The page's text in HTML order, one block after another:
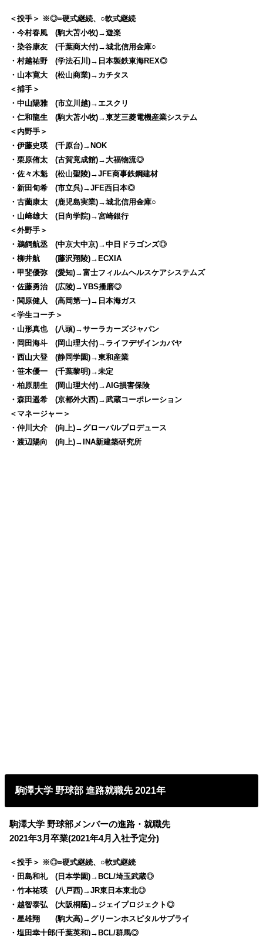
＜投手＞ ※◎=硬式継続、○軟式継続
・今村春風 (駒大苫小牧)→遊楽
・染谷康友 (千葉商大付)→城北信用金庫○
・村越祐野 (学法石川)→日本製鉄東海REX◎
・山本寛大 (松山商業)→カチタス
＜捕手＞
・中山陽雅 (市立川越)→エスクリ
・仁和龍生 (駒大苫小牧)→東芝三菱電機産業システム
＜内野手＞
・伊藤史瑛 (千原台)→NOK
・栗原侑太 (古賀竟成館)→大福物流◎
・佐々木魁 (松山聖陵)→JFE商事鉄鋼建材
・新田旬希 (市立呉)→JFE西日本◎
・古薗康太 (鹿児島実業)→城北信用金庫○
・山﨑雄大 (日向学院)→宮崎銀行
＜外野手＞
・鵜飼航丞 (中京大中京)→中日ドラゴンズ◎
・柳井航 (藤沢翔陵)→ECXIA
・甲斐優弥 (愛知)→富士フィルムヘルスケアシステムズ
・佐藤勇治 (広陵)→YBS播磨◎
・関原健人 (高岡第一)→日本海ガス
＜学生コーチ＞
・山形真也 (八頭)→サーラカーズジャパン
・岡田海斗 (岡山理大付)→ライフデザインカバヤ
・西山大登 (静岡学園)→東和産業
・笹木優一 (千葉黎明)→未定
・柏原朋生 (岡山理大付)→AIG損害保険
・森田遥希 (京都外大西)→武蔵コーポレーション
＜マネージャー＞
・仲川大介 (向上)→グローバルプロデュース
・渡辺陽向 (向上)→INA新建築研究所
駒澤大学 野球部 進路就職先 2021年
駒澤大学 野球部メンバーの進路・就職先
2021年3月卒業(2021年4月入社予定分)
＜投手＞ ※◎=硬式継続、○軟式継続
・田島和礼 (日本学園)→BCL/埼玉武蔵◎
・竹本祐瑛 (八戸西)→JR東日本東北◎
・越智泰弘 (大阪桐蔭)→ジェイプロジェクト◎
・星雄翔 (駒大高)→グリーンホスピタルサプライ
・塩田幸十郎(千葉英和)→BCL/群馬◎